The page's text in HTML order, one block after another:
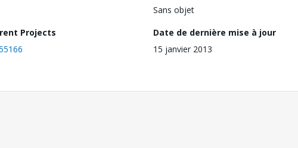
Sans objet
Projects
Date de dernière mise à jour
15 janvier 2013